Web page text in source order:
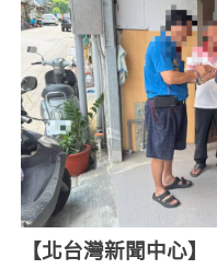
【北台灣新聞中心】